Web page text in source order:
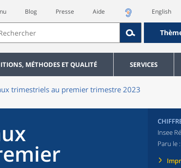
Blog Presse Aide English
MÉTHODES ET QUALITÉ SERVICES
trimestriels au premier trimestre 2023
Insee
Paru le :